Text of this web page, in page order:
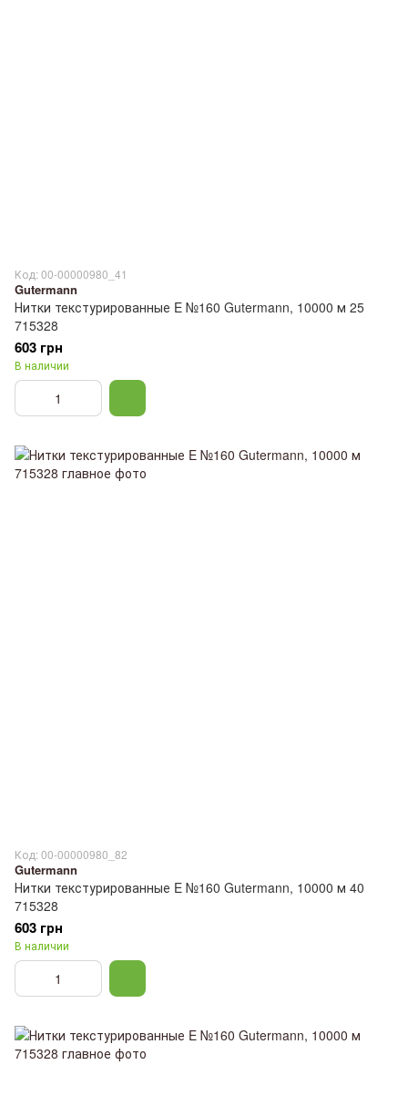
Код: 00-00000980_41
Gutermann
Нитки текстурированные E №160 Gutermann, 10000 м 25
715328
603 грн
В наличии
Код: 00-00000980_82
Gutermann
Нитки текстурированные E №160 Gutermann, 10000 м 40
715328
603 грн
В наличии